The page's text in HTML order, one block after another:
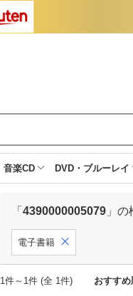
音楽CD DVD・ブルーレイ
「 4390000005079 」
電子書籍
1件～1件 (全 1件) おすすめ